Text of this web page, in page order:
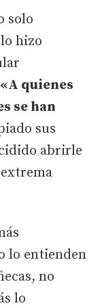
solo
hizo
«A quienes
se han
sus
abrirle
lo entienden
no
lo